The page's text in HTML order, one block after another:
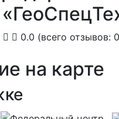
0.0 (всего отзывов:
на карте